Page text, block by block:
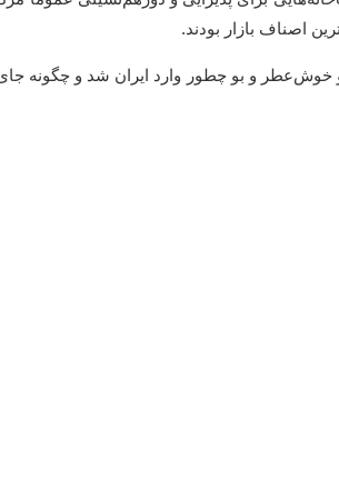
اصناف بازار بودند.
خوش‌عطر و بو چطور وارد ایران شد و چگونه